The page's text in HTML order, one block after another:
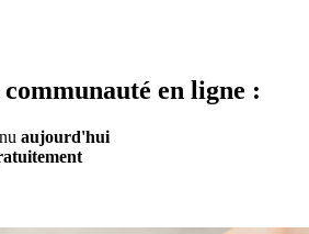
en ligne :
aujourd'hui